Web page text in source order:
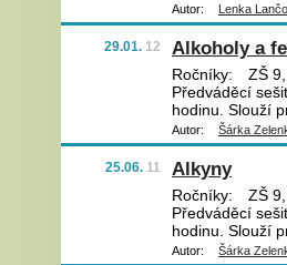
Autor: Lenka
29.01. 12 Alkoholy a
Ročníky:
ZŠ 9,
Předváděcí
hodinu. Slouží
Autor: Šárka
25.06. 11 Alkyny
Ročníky:
ZŠ 9,
Předváděcí
hodinu. Slouží
Autor: Šárka